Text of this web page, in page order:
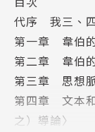
美國哥倫比亞
教授。1975年
「天德黌舍」
分。近年來日
累積503篇。
人生四季好修
著，好好分》
代序 我三、四
第一章 韋伯
第二章 韋伯
第三章 思想
第四章 文本
之）導論〉